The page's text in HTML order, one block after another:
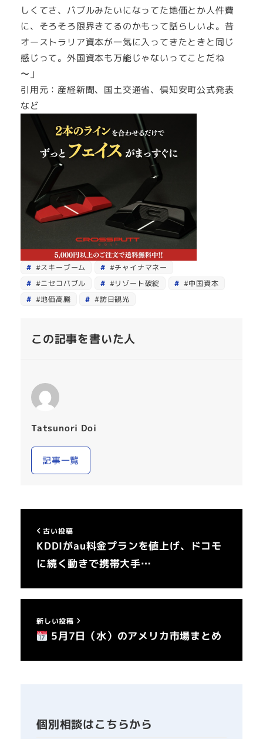
しくてさ、バブルみたいになってた地価とか人件費
に、そろそろ限界きてるのかもって話らしいよ。昔
オーストラリア資本が一気に入ってきたときと同じ
感じって。外国資本も万能じゃないってことだね
〜」
引用元：産経新聞、国土交通省、倶知安町公式発表
など
#スキーブーム
#チャイナマネー
#ニセコバブル
#リゾート破綻
#中国資本
#地価高騰
#訪日観光
この記事を書いた人
Tatsunori Doi
記事一覧
古い投稿
KDDIがau料金プランを値上げ、ドコモ
に続く動きで携帯大手…
新しい投稿
5月7日（水）のアメリカ市場まとめ
個別相談はこちらから